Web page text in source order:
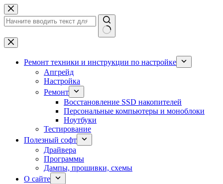
Перейти
к
сути
Ничего
не
найденоРемонт техники и инструкции по настройке
Апгрейд
Настройка
Ремонт
Восстановление SSD накопителей
Персональные компьютеры и моноблоки
Ноутбуки
Тестирование
Полезный софт
Драйвера
Программы
Дампы, прошивки, схемы
О сайте